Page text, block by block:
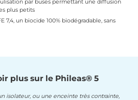
par buses permettant une diffusion
plus petits
7,4, un biocide 100% biodégradable, sans
plus sur le Phileas® 5
isolateur, ou une enceinte très contrainte,